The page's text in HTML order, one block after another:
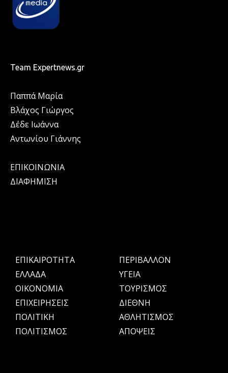
Team Expertnews.gr
Παππά Μαρία
Βλάχος Γιώργος
Δέδε Ιωάννα
Αντωνίου Γιάννης
ΕΠΙΚΟΙΝΩΝΙΑ
ΔΙΑΦΗΜΙΣΗ
ΕΠΙΚΑΙΡΟΤΗΤΑ
ΕΛΛΑΔΑ
OIKONOMIA
ΕΠΙΧΕΙΡΗΣΕΙΣ
ΠΟΛΙΤΙΚΗ
ΠΟΛΙΤΙΣΜΟΣ
ΠΕΡΙΒΑΛΛΟΝ
ΥΓΕΙΑ
ΤΟΥΡΙΣΜΟΣ
ΔΙΕΘΝΗ
ΑΘΛΗΤΙΣΜΟΣ
ΑΠΟΨΕΙΣ